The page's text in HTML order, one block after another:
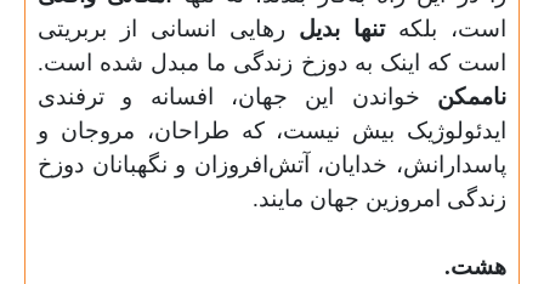
است، بلکهتنها بدیل رهایی انسانی از بربریتی
است که اینک به دوزخ زندگی ما مبدل شده است.
ناممکن خواندن این جهان، افسانه و ترفندی
ایدئولوژیک بیش نیست، که طراحان، مروجان و
پاسدارانش، خدایان، آتش‌افروزان و نگهبانان دوزخ
زندگی امروزین جهان مایند.
هشت.